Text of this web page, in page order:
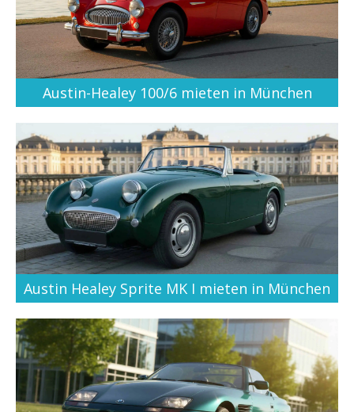
Austin-Healey 100/6 mieten in München
Austin Healey Sprite MK I mieten in München